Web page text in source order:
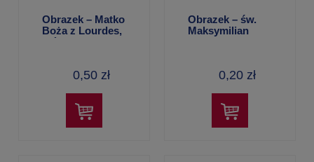
Obrazek – Matko
Boża z Lourdes,
módl się za mną
0,50 zł
Obrazek – św.
Maksymilian
0,20 zł